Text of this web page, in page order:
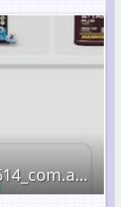
Screenshot_2025-10-04-14-42-38-614_com.amazon.mShop.android.shopping.jpg